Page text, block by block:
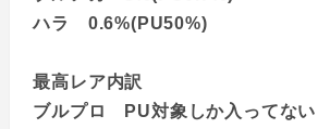
ハラ 0.6%(PU50%)
最高レア内訳
ブルプロ PU対象しか入ってない